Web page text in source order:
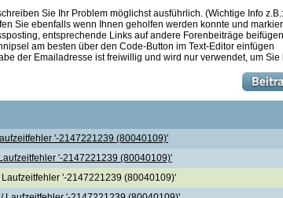
Sie Ihr Problem möglichst ausführlich. (Wichtige Info
Sie ebenfalls wenn Ihnen geholfen werden konnte und
entsprechende Links auf andere Forenbeiträge
am besten über den Code-Button im Text-Editor einfügen
der Emailadresse ist freiwillig und wird nur verwendet, um
'-2147221239 (80040109)'
'-2147221239 (80040109)'
Laufzeitfehler '-2147221239 (80040109)'